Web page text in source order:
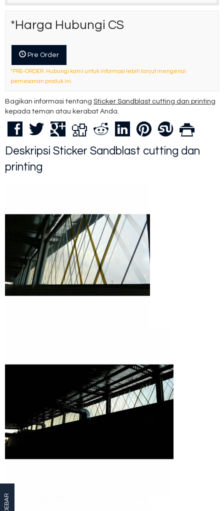
*Harga Hubungi CS
Pre Order
*PRE-ORDER: Hubungi kami untuk informasi lebih lanjut mengenai
pemesanan produk ini.
Bagikan informasi tentang Sticker Sandblast cutting dan printing
kepada teman atau kerabat Anda.
Deskripsi Sticker Sandblast cutting dan
printing
SIDEBAR